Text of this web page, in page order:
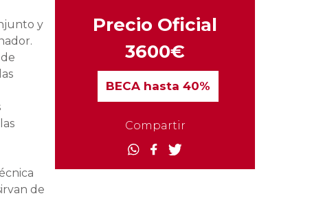
y
de
Precio Oficial
3600€
BECAhasta 40%
Compartir